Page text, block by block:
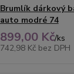
Brumlík dárkový
auto modré 74
899,00 Kč/ks
742,98 Kč bez DPH